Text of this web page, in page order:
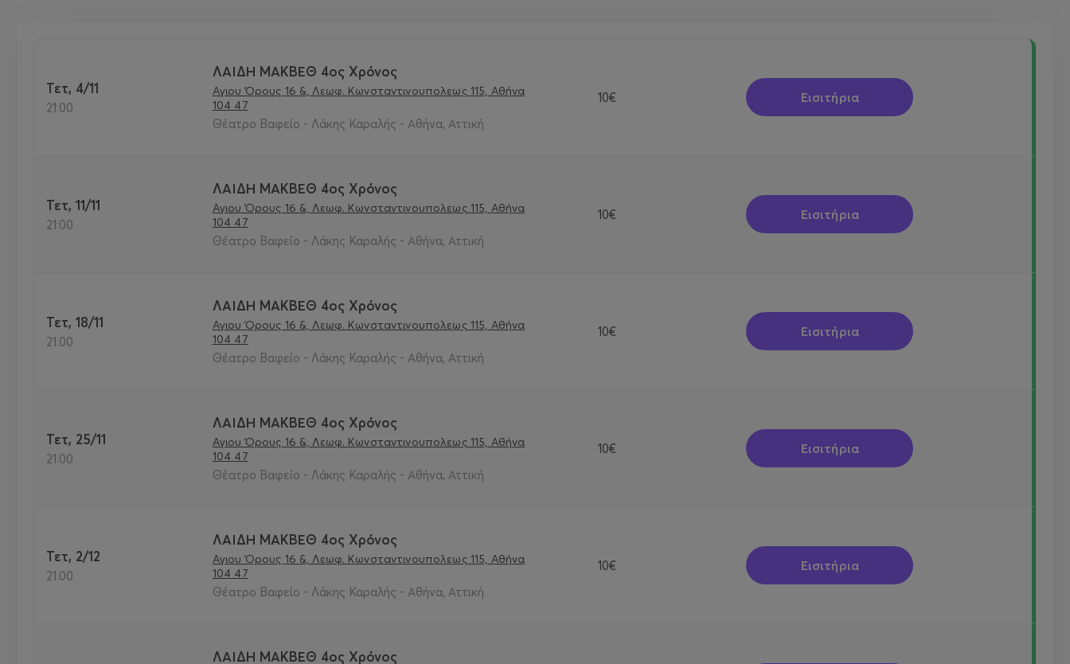
Τετ, 4/11
21:00
ΛΑΙΔΗ ΜΑΚΒΕΘ 4ος Xρόνoς
Αγιου Όρους 16 &, Λεωφ. Κωνσταντινουπολεως 115, Αθήνα
104 47
Θέατρο Βαφείο - Λάκης Καραλής - Αθήνα, Αττική
10€ Εισιτήρια
Τετ, 11/11
21:00
ΛΑΙΔΗ ΜΑΚΒΕΘ 4ος Xρόνoς
Αγιου Όρους 16 &, Λεωφ. Κωνσταντινουπολεως 115, Αθήνα
104 47
Θέατρο Βαφείο - Λάκης Καραλής - Αθήνα, Αττική
10€ Εισιτήρια
Τετ, 18/11
21:00
ΛΑΙΔΗ ΜΑΚΒΕΘ 4ος Xρόνoς
Αγιου Όρους 16 &, Λεωφ. Κωνσταντινουπολεως 115, Αθήνα
104 47
Θέατρο Βαφείο - Λάκης Καραλής - Αθήνα, Αττική
10€ Εισιτήρια
Τετ, 25/11
21:00
ΛΑΙΔΗ ΜΑΚΒΕΘ 4ος Xρόνoς
Αγιου Όρους 16 &, Λεωφ. Κωνσταντινουπολεως 115, Αθήνα
104 47
Θέατρο Βαφείο - Λάκης Καραλής - Αθήνα, Αττική
10€ Εισιτήρια
Τετ, 2/12
21:00
ΛΑΙΔΗ ΜΑΚΒΕΘ 4ος Xρόνoς
Αγιου Όρους 16 &, Λεωφ. Κωνσταντινουπολεως 115, Αθήνα
104 47
Θέατρο Βαφείο - Λάκης Καραλής - Αθήνα, Αττική
10€ Εισιτήρια
ΛΑΙΔΗ ΜΑΚΒΕΘ 4ος Xρόνoς